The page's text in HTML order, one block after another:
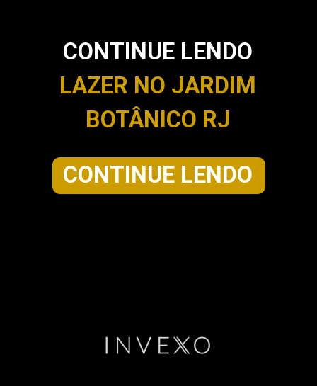
CONTINUE LENDO
LAZER NO JARDIM
BOTÂNICO RJ
CONTINUE LENDO